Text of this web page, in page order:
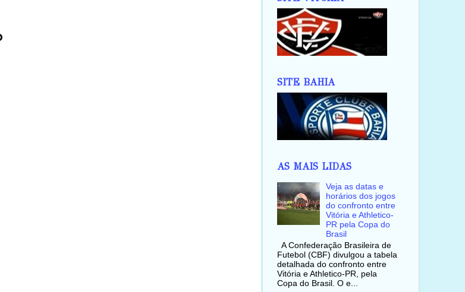
SITE BAHIA
AS MAIS LIDAS
Veja as datas e
horários dos jogos
do confronto entre
Vitória e Athletico-
PR pela Copa do
Brasil
A Confederação Brasileira de
Futebol (CBF) divulgou a tabela
detalhada do confronto entre
Vitória e Athletico-PR, pela
Copa do Brasil. O e...